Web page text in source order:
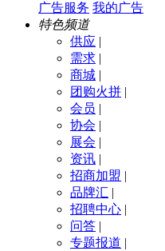
广告服务 我的广告
特色频道
供应 |
需求 |
商城 |
团购火拼 |
会员 |
协会 |
展会 |
资讯 |
招商加盟 |
品牌汇 |
招聘中心 |
问答 |
专题报道 |